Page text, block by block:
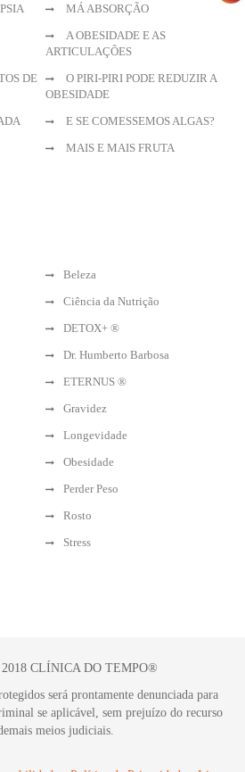
MÁ ABSORÇÃO
A OBESIDADE E AS
ARTICULAÇÕES
DE
O PIRI-PIRI PODE REDUZIR A
OBESIDADE
E SE COMESSEMOS ALGAS?
MAIS E MAIS FRUTA
Beleza
Ciência da Nutrição
DETOX+ ®
Dr. Humberto Barbosa
ETERNUS ®
Gravidez
Longevidade
Obesidade
Perder Peso
Rosto
Stress
CLÍNICA DO TEMPO®
será prontamente denunciada para
se aplicável, sem prejuízo do recurso
meios judiciais.